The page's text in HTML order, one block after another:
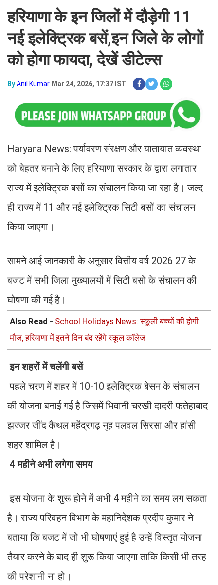
हरियाणा के इन जिलों में दौड़ेगी 11
नई इलेक्ट्रिक बसें,इन जिले के लोगों
को होगा फायदा, देखें डीटेल्स
ByAnil Kumar Mar 24, 2026, 17:37 IST
Haryana News: पर्यावरण संरक्षण और यातायात व्यवस्था
को बेहतर बनाने के लिए हरियाणा सरकार के द्वारा लगातार
राज्य में इलेक्ट्रिक बसों का संचालन किया जा रहा है। जल्द
ही राज्य में 11 और नई इलेक्ट्रिक सिटी बसों का संचालन
किया जाएगा।
सामने आई जानकारी के अनुसार वित्तीय वर्ष 2026 27 के
बजट में सभी जिला मुख्यालयों में सिटी बसों के संचालन की
घोषणा की गई है।
Also Read - School Holidays News: स्कूली बच्चों की होगी
मौज, हरियाणा में इतने दिन बंद रहेंगे स्कूल कॉलेज
इन शहरों में चलेंगी बसें
पहले चरण में शहर में 10-10 इलेक्ट्रिक बेसन के संचालन
की योजना बनाई गई है जिसमें भिवानी चरखी दादरी फतेहाबाद
झज्जर जींद कैथल महेंद्रगढ़ नूह पलवल सिरसा और हांसी
शहर शामिल है।
4 महीने अभी लगेगा समय
इस योजना के शुरू होने में अभी 4 महीने का समय लग सकता
है। राज्य परिवहन विभाग के महानिदेशक प्रदीप कुमार ने
बताया कि बजट में जो भी घोषणाएं हुई है उन्हें विस्तृत योजना
तैयार करने के बाद ही शुरू किया जाएगा ताकि किसी भी तरह
की परेशानी ना हो।